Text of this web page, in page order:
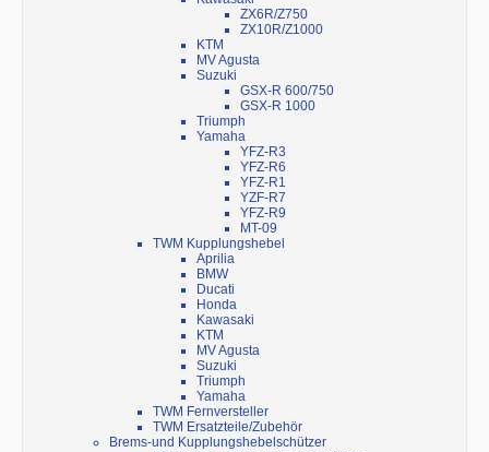
ZX6R/Z750
ZX10R/Z1000
KTM
MV Agusta
Suzuki
GSX-R 600/750
GSX-R 1000
Triumph
Yamaha
YFZ-R3
YFZ-R6
YFZ-R1
YZF-R7
YFZ-R9
MT-09
TWM Kupplungshebel
Aprilia
BMW
Ducati
Honda
Kawasaki
KTM
MV Agusta
Suzuki
Triumph
Yamaha
TWM Fernversteller
TWM Ersatzteile/Zubehör
Brems-und Kupplungshebelschützer